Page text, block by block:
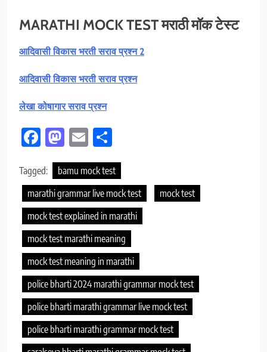
MARATHI MOCK TEST मराठी मॉक टेस्ट
आदिवासी विकास भरती सराव प्रश्न 2
आदिवासी विकास भरती सराव प्रश्न
लेखा कोषागार सराव प्रश्न
Facebook
Mastodon
Email
Tagged:
bamu mock test
marathi grammar live mock test
mock test
mock test explained in marathi
mock test marathi meaning
mock test meaning in marathi
police bharti 2024 marathi grammar mock test
police bharti marathi grammar live mock test
police bharti marathi grammar mock test